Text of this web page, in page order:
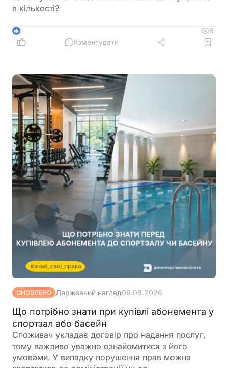
в кількості?
2
6
Коментувати
ОНОВЛЕНО Державний нагляд09.08.2026
Що потрібно знати при купівлі абонемента у
спортзал або басейн
Споживач укладає договір про надання послуг,
тому важливо уважно ознайомитися з його
умовами. У випадку порушення прав можна